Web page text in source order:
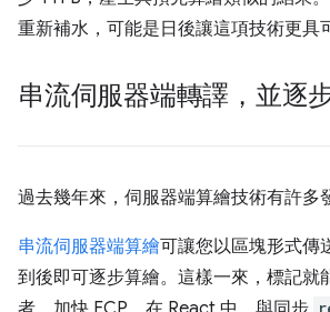
重新補水，可能是日後讓這項技術更具
串流伺服器端轉譯，並逐
過去幾年來，伺服器端算繪技術有許多
串流伺服器端算繪可讓您以區塊形式傳
到後即可逐步算繪。這樣一來，標記就